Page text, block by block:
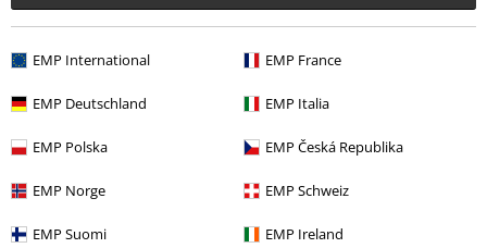
EMP International EMP France
EMP Deutschland EMP Italia
EMP Polska EMP Česká Republika
EMP Norge EMP Schweiz
EMP Suomi EMP Ireland
Flere kategorier. Flere valgmuligheter.
Bandmerch Media
Salg % Media
Bandmerch Top Bands
Bandmerch Sjanger